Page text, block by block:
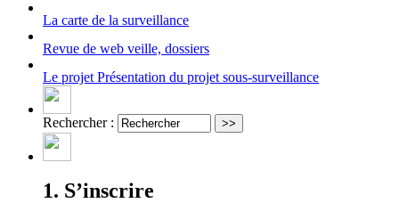
La carte de la surveillance
Revue de web veille, dossiers
Le projet Présentation du projet sous-surveillance
Rechercher :
1. S’inscrire